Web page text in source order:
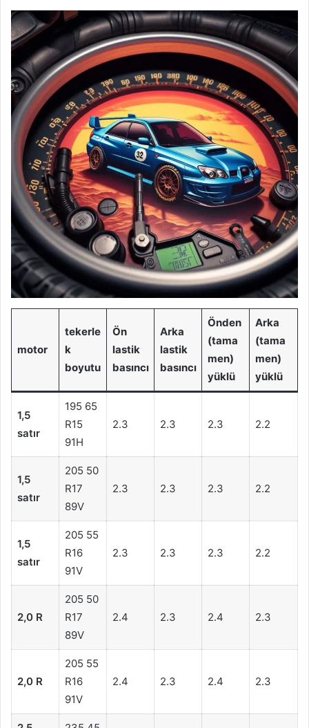
motor
tekerle
k
boyutu
Ön
lastik
basıncı
Arka
lastik
basıncı
Önden
(tama
men)
yüklü
Arka
(tama
men)
yüklü
1,5
satır
195 65
R15
91H
2.3 2.3 2.3 2.2
1,5
satır
205 50
R17
89V
2.3 2.3 2.3 2.2
1,5
satır
205 55
R16
91V
2.3 2.3 2.3 2.2
2,0 R
205 50
R17
89V
2.4 2.3 2.4 2.3
2,0 R
205 55
R16
91V
2.4 2.3 2.4 2.3